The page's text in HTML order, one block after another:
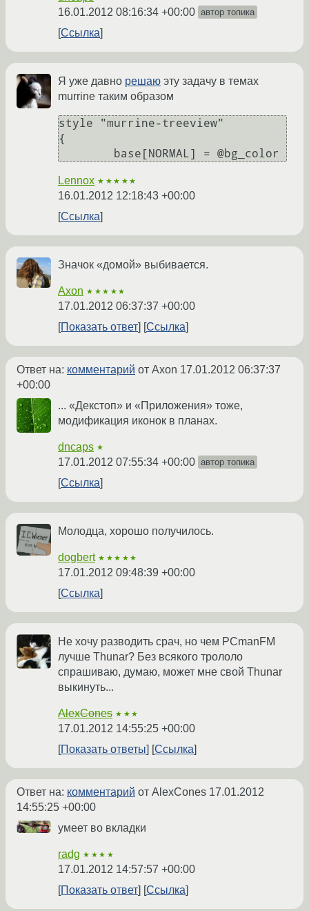
16.01.2012 08:16:34 +00:00 автор топика
Ссылка
Я уже давно решаю эту задачу в темах
murrine таким образом
style "murrine-treeview"
{
	base[NORMAL] = @bg_color
Lennox ★★★★★
16.01.2012 12:18:43 +00:00
Ссылка
Значок «домой» выбивается.
Axon ★★★★★
17.01.2012 06:37:37 +00:00
Показать ответ
Ссылка
Ответ на: комментарий от Axon 17.01.2012 06:37:37
+00:00
... «Декстоп» и «Приложения» тоже,
модификация иконок в планах.
dncaps ★
17.01.2012 07:55:34 +00:00 автор топика
Ссылка
Молодца, хорошо получилось.
dogbert ★★★★★
17.01.2012 09:48:39 +00:00
Ссылка
Не хочу разводить срач, но чем PCmanFM
лучше Thunar? Без всякого трололо
спрашиваю, думаю, может мне свой Thunar
выкинуть...
AlexCones ★★★
17.01.2012 14:55:25 +00:00
Показать ответы
Ссылка
Ответ на: комментарий от AlexCones 17.01.2012
14:55:25 +00:00
умеет во вкладки
radg ★★★★
17.01.2012 14:57:57 +00:00
Показать ответ
Ссылка